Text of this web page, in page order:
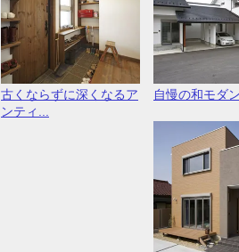
古くならずに深くなるア
ンティ...
自慢の和モダ